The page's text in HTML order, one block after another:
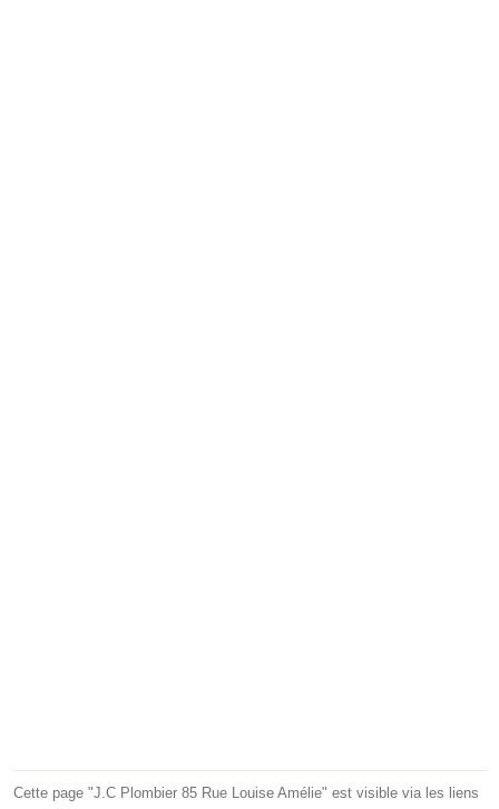
Cette page "J.C Plombier 85 Rue Louise Amélie" est visible via les liens